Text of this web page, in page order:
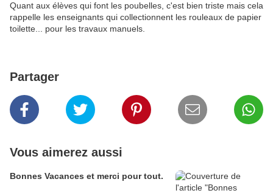
Quant aux élèves qui font les poubelles, c'est bien triste mais cela
rappelle les enseignants qui collectionnent les rouleaux de papier
toilette... pour les travaux manuels.
Partager
Vous aimerez aussi
Bonnes Vacances et merci pour tout.